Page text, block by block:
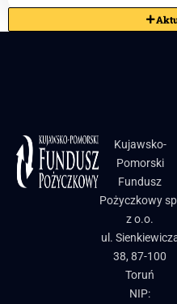
Kujawsko-
Pomorski
Fundusz
Pożyczkowy
z o.o.
ul.
38, 87-100
Toruń
NIP: